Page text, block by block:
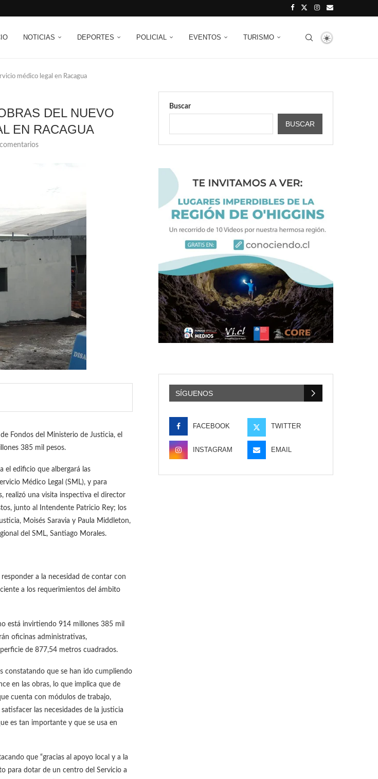
NOTICIAS DEPORTES POLICIAL EVENTOS TURISMO
médico legal en Racagua
DEL NUEVO
EN RACAGUA
Fondos del Ministerio de Justicia, el
385 mil pesos.
el edificio que albergará las
Médico Legal (SML), y para
realizó una visita inspectiva el director
junto al Intendente Patricio Rey; los
Moisés Saravia y Paula Middleton,
del SML, Santiago Morales.
a la necesidad de contar con
a los requerimientos del ámbito
está invirtiendo 914 millones 385 mil
oficinas administrativas,
de 877,54 metros cuadrados.
constatando que se han ido cumpliendo
en las obras, lo que implica que de
cuenta con módulos de trabajo,
las necesidades de la justicia
es tan importante y que se usa en
que “gracias al apoyo local y a la
para dotar de un centro del Servicio a
Buscar
BUSCAR
SÍGUENOS
FACEBOOK TWITTER
INSTAGRAM EMAIL